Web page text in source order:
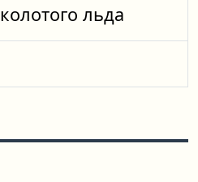
колотого льда